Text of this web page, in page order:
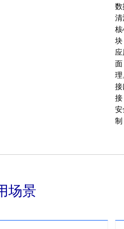
数
清
核
块
应
面
理
接
接
安
制
场景